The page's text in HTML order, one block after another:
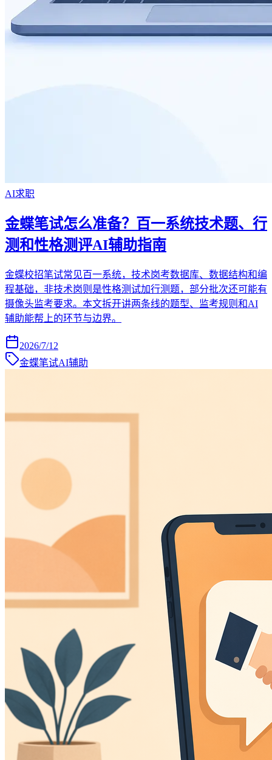
AI求职
金蝶笔试怎么准备？百一系统技术题、行
测和性格测评AI辅助指南
金蝶校招笔试常见百一系统，技术岗考数据库、数据结构和编
程基础，非技术岗则是性格测试加行测题，部分批次还可能有
摄像头监考要求。本文拆开讲两条线的题型、监考规则和AI
辅助能帮上的环节与边界。
2026/7/12
金蝶笔试AI辅助